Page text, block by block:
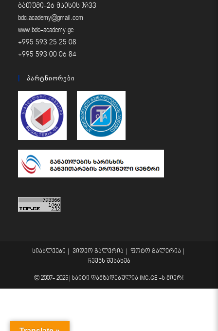
ბათუმი-26 მაისის #33
bdc.academy@gmail.com
www.bdc-academy.ge
+995 593 25 25 08
+995 593 00 06 84
Პარტნიორები
სიახლეები ვიდეო გალერია
ფოტო გალერია
ჩვენს შესახებ
© 2007- 2025 | საიტი დამზადებულია IMC.GE -ს მიერ!